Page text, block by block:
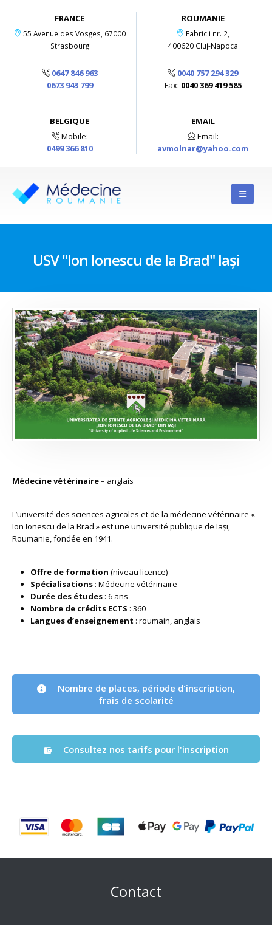
FRANCE
55 Avenue des Vosges, 67000
Strasbourg
0647 846 963
0673 943 799
ROUMANIE
Fabricii nr. 2,
400620 Cluj-Napoca
0040 757 294 329
Fax: 0040 369 419 585
BELGIQUE
Mobile:
0499 366 810
EMAIL
Email:
avmolnar@yahoo.com
USV "Ion Ionescu de la Brad" Iași
Médecine vétérinaire– anglais
L’université des sciences agricoles et de la médecine vétérinaire «
Ion Ionescu de la Brad » est une université publique de Iași,
Roumanie, fondée en 1941.
Offre de formation (niveau licence)
Spécialisations : Médecine vétérinaire
Durée des études: 6 ans
Nombre de crédits ECTS : 360
Langues d’enseignement : roumain, anglais
Nombre de places, période d'inscription,
frais de scolarité
Consultez nos tarifs pour l'inscription
Contact